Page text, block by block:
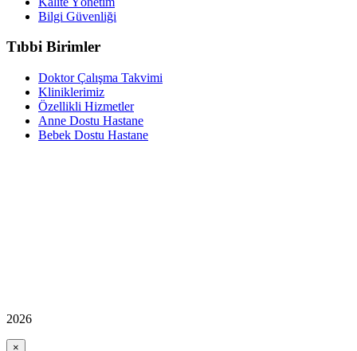
Bilgi Güvenliği
Tıbbi Birimler
Doktor Çalışma Takvimi
Kliniklerimiz
Özellikli Hizmetler
Anne Dostu Hastane
Bebek Dostu Hastane
2026
×